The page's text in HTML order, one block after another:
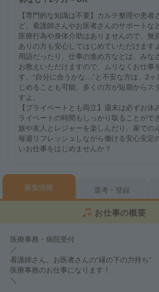
【専門的な知識は不要】カルテ整理や患者
ど、看護師さんやお医者さんのサポートな
医療行為や身体介助はありませんので、無
ありの方も安心してはじめていただけますよ
用語だったり、仕事の進め方などは、みな
お教えいただけますので、ムリなくお仕事
す。“自分に合うかな…”と不安な方は、2ヶ
じめることも可能。多くの方が短期からス
すよ。
【プライベートとも両立】週末は必ずお休
ライベートの時間もしっかり取ることがで
族や友人とレジャーを楽しんだり、家で
毎週リフレッシュしながら働ける安心安定
いお仕事をはじめませんか？
募集情報 選考・登録
お仕事の概要
医療事務・病院受付
／
看護師さん、お医者さんの“縁の下の力持ち”
医療事務のお仕事になります！
＼